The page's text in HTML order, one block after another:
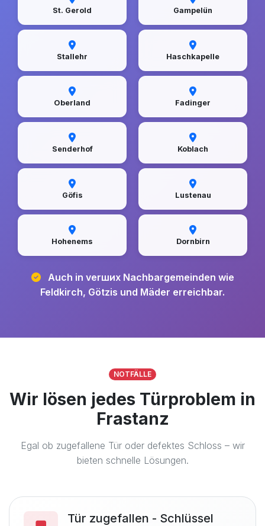
St. Gerold Gampelün
Stallehr Haschkapelle
Oberland Fadinger
Senderhof Koblach
Göfis Lustenau
Hohenems Dornbirn
Auch in verших Nachbargemeinden wie
Feldkirch, Götzis und Mäder erreichbar.
NOTFÄLLE
Wir lösen jedes Türproblem in
Frastanz
Egal ob zugefallene Tür oder defektes Schloss – wir
bieten schnelle Lösungen.
Tür zugefallen - Schlüssel